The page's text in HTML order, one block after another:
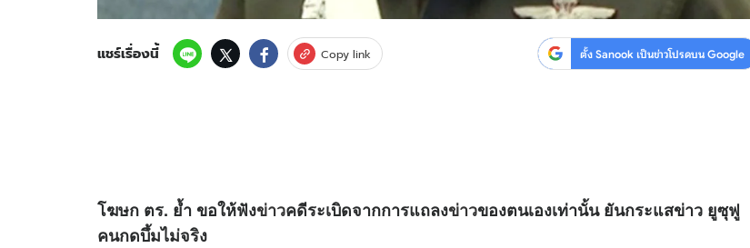
แชร์เรื่องนี้ Copy link ตั้ง Sanook เป็นข่าวโปรดบน Google
โฆษก ตร. ย้ำ ขอให้ฟังข่าวคดีระเบิดจากการแถลงข่าวของตนเองเท่านั้น ยันกระแสข่าว ยูซุฟู
คนกดบึ้มไม่จริง